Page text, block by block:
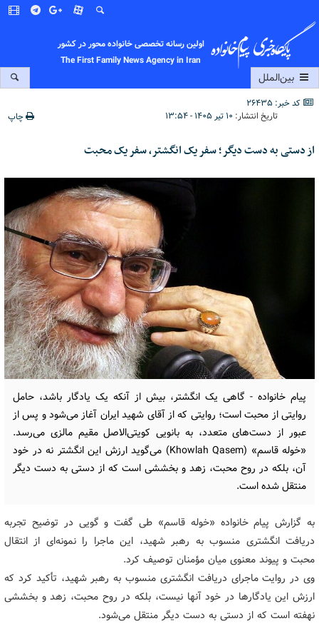
اولین رسانه تخصصی خانواده محور در کشور
The First Family News Agency in Iran
بین‌الملل
کد خبر: 26435
تاریخ انتشار: ۱۰ تیر ۱۴۰۵ - ۱۳:۵۴ چاپ
از دستی به دست دیگر؛ سفر یک انگشتر، سفر یک محبت
پیام خانواده - گاهی یک انگشتر، بیش از آنکه یک یادگار باشد، حامل
روایتی از محبت است؛ روایتی که از آقای شهید ایران آغاز می‌شود و پس از
عبور از دست‌های متعدد، به بانویی کویتی‌الاصل مقیم مالزی می‌رسد.
«خوله قاسم» (Khowlah Qasem) می‌گوید ارزش این انگشتر نه در خود
آن، بلکه در روح محبت، زهد و بخششی است که از دستی به دست دیگر
منتقل شده است.
به گزارش پیام خانواده «خوله قاسم» طی گفت و گویی در توضیح تجربه
دریافت انگشتری منسوب به رهبر شهید، این ماجرا را نمونه‌ای از انتقال
محبت و پیوند معنوی میان مؤمنان توصیف کرد.
وی در روایت ماجرای دریافت انگشتری منسوب به رهبر شهید، تأکید کرد که
ارزش این یادگارها در خود آنها نیست، بلکه در روح محبت، زهد و بخششی
نهفته است که از دستی به دست دیگر منتقل می‌شود.